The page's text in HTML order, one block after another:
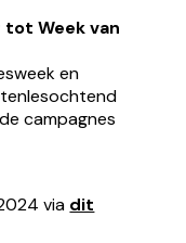
tot Week van
en
campagnes
via dit